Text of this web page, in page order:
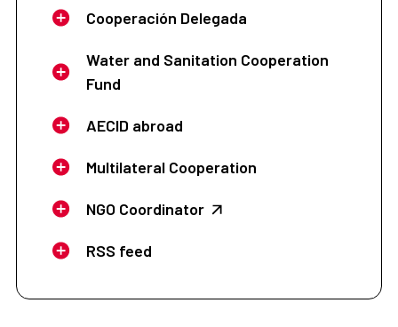
Cooperación Delegada
Water and Sanitation Cooperation
Fund
AECID abroad
Multilateral Cooperation
NGO Coordinator
RSS feed